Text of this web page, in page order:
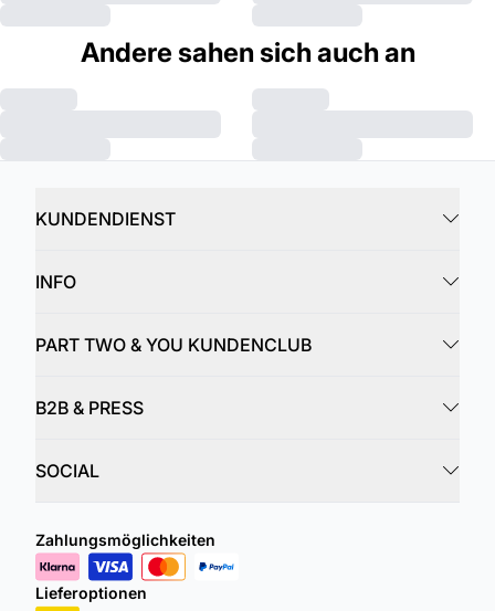
Andere sahen sich auch an
KUNDENDIENST
INFO
PART TWO & YOU KUNDENCLUB
B2B & PRESS
SOCIAL
Zahlungsmöglichkeiten
Lieferoptionen